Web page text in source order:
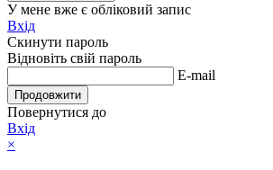
У мене вже є обліковий запис
Вхід
Скинути пароль
Відновіть свій пароль
E-mail
Продовжити
Повернутися до
Вхід
×